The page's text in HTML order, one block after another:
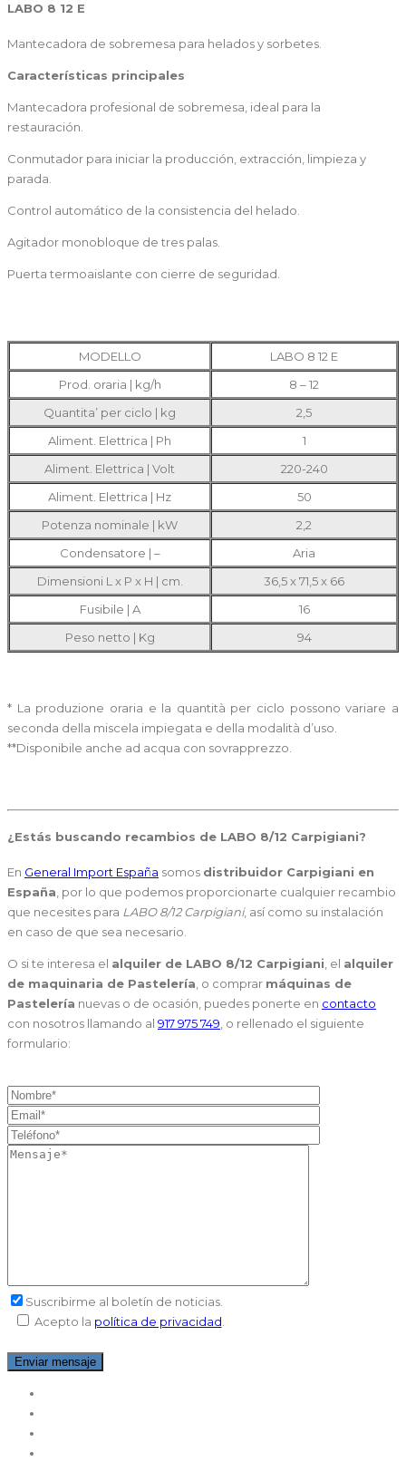
LABO 8 12 E
Mantecadora de sobremesa para helados y sorbetes.
Características principales
Mantecadora profesional de sobremesa, ideal para la
restauración.
Conmutador para iniciar la producción, extracción, limpieza y
parada.
Control automático de la consistencia del helado.
Agitador monobloque de tres palas.
Puerta termoaislante con cierre de seguridad.
MODELLO
LABO 8 12 E
Prod. oraria | kg/h
8 – 12
Quantita’ per ciclo | kg
2,5
Aliment. Elettrica | Ph
1
Aliment. Elettrica | Volt
220-240
Aliment. Elettrica | Hz
50
Potenza nominale | kW
2,2
Condensatore | –
Aria
Dimensioni L x P x H | cm.
36,5 x 71,5 x 66
Fusibile | A
16
Peso netto | Kg
94
* La produzione oraria e la quantità per ciclo possono variare a
seconda della miscela impiegata e della modalità d’uso.
**Disponibile anche ad acqua con sovrapprezzo.
¿Estás buscando recambios de LABO 8/12 Carpigiani?
En General Import España somos distribuidor Carpigiani en
España, por lo que podemos proporcionarte cualquier recambio
que necesites para LABO 8/12 Carpigiani, así como su instalación
en caso de que sea necesario.
O si te interesa el alquiler de LABO 8/12 Carpigiani, el alquiler
de maquinaria de Pastelería, o comprar máquinas de
Pastelería nuevas o de ocasión, puedes ponerte en contacto
con nosotros llamando al 917 975 749, o rellenado el siguiente
formulario:
Suscribirme al boletín de noticias.
Acepto la política de privacidad.